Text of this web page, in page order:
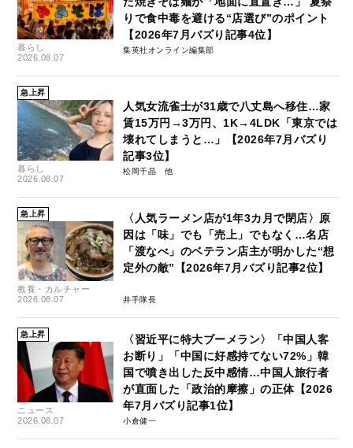
暮らし
2026.08.07
りで食中毒を避ける“店選び”のポイント
【2026年7月バズり記事4位】
集英社オンライン編集部
急上昇
暮らし
2026.08.07
人気女流雀士が31歳で八丈島へ移住…家
賃15万円→3万円、1K→4LDK「東京では
壊れてしまうと…」【2026年7月バズり
記事3位】
松岡千晶
急上昇
教養・カルチャー
2026.08.07
〈人気ラーメン店が1年3カ月で閉店〉原
因は「味」でも「売上」でもなく…名店
「渡なべ」のベテラン店主が明かした“想
定外の敵”【2026年7月バズり記事2位】
井手隊長
急上昇
ニュース
2026.08.07
〈習近平に特大ブーメラン〉「中国人客
お断り」「中国に好感持てない72%」韓
国で噴き出した反中感情…中国人旅行者
が直面した「政治的摩擦」の正体【2026
年7月バズり記事1位】
小倉健一